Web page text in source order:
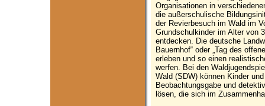
Organisationen in
die außerschulische
der Revierbesuch im Wald im
Grundschulkinder im Alter von
entdecken. Die deutsche
Bauernhof“ oder „Tag des
erleben und so einen
werfen. Bei den
Wald (SDW) können Kinder
Beobachtungsgabe und
lösen, die sich im